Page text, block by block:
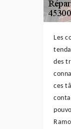
Les
des
ces